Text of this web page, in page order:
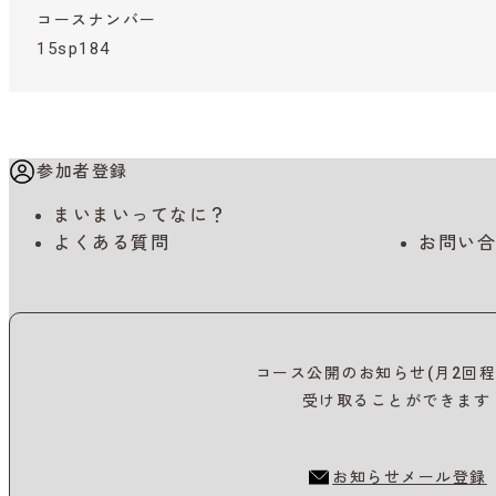
コースナンバー
15sp184
参加者登録
まいまいってなに？
よくある質問
お問い
コース公開のお知らせ(月2回
受け取ることができます
お知らせメール登録